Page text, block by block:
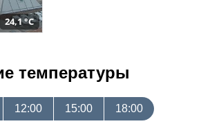
24,1 °C
температуры
12:00 15:00 18:00